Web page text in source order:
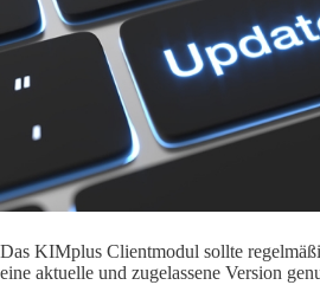
Das KIMplus Clientmodul sollte
eine aktuelle und zugelassene Version